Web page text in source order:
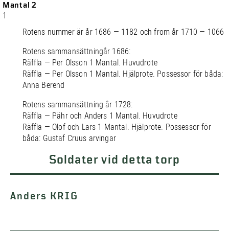
Mantal 2
1
Rotens nummer är år 1686 — 1182 och from år 1710 — 1066
Rotens sammansättningår 1686:
Räffla — Per Olsson 1 Mantal. Huvudrote
Räffla — Per Olsson 1 Mantal. Hjälprote. Possessor för båda:
Anna Berend
Rotens sammansättning år 1728:
Räffla — Pähr och Anders 1 Mantal. Huvudrote
Räffla — Olof och Lars 1 Mantal. Hjälprote. Possessor för
båda: Gustaf Cruus arvingar
Soldater vid detta torp
Anders KRIG